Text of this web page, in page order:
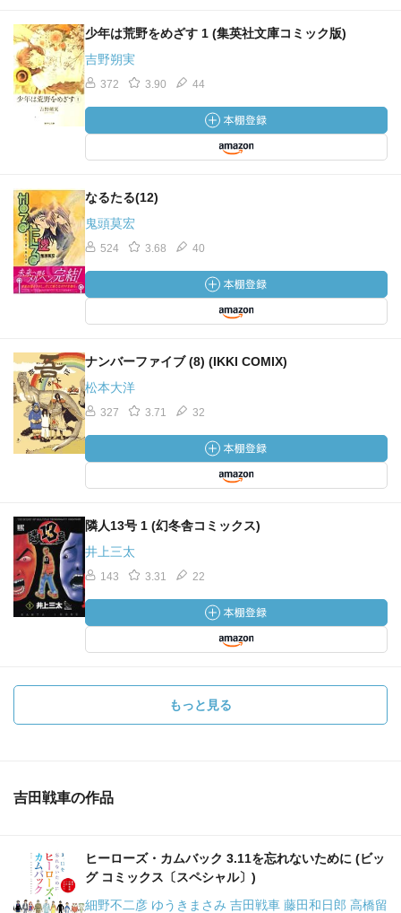
少年は荒野をめざす 1 (集英社文庫コミック版)
吉野朔実
372 3.90 44
なるたる(12)
鬼頭莫宏
524 3.68 40
ナンバーファイブ (8) (IKKI COMIX)
松本大洋
327 3.71 32
隣人13号 1 (幻冬舎コミックス)
井上三太
143 3.31 22
もっと見る
吉田戦車の作品
ヒーローズ・カムバック 3.11を忘れないために (ビッ
グ コミックス〔スペシャル〕)
細野不二彦 ゆうきまさみ 吉田戦車 藤田和日郎 高橋留